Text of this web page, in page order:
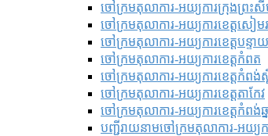
ចៅក្រមតុលាការ-អយ្យការ​ក្រុងព្រះ
ចៅក្រមតុលាការ-អយ្យការខេត្តសៀម
ចៅក្រមតុលាការ-អយ្យការខេត្តបន្ទ
ចៅក្រមតុលាការ-អយ្យការខេត្តកំពត
ចៅក្រមតុលាការ-អយ្យការខេត្តកំពង់ស្
ចៅក្រមតុលាការ-អយ្យការខេត្តតាកែវ
ចៅក្រមតុលាការ-អយ្យការខេត្តកំពង់ឆ្
បញ្ជីរាយនាមចៅក្រមតុលាការ-អយ្យក